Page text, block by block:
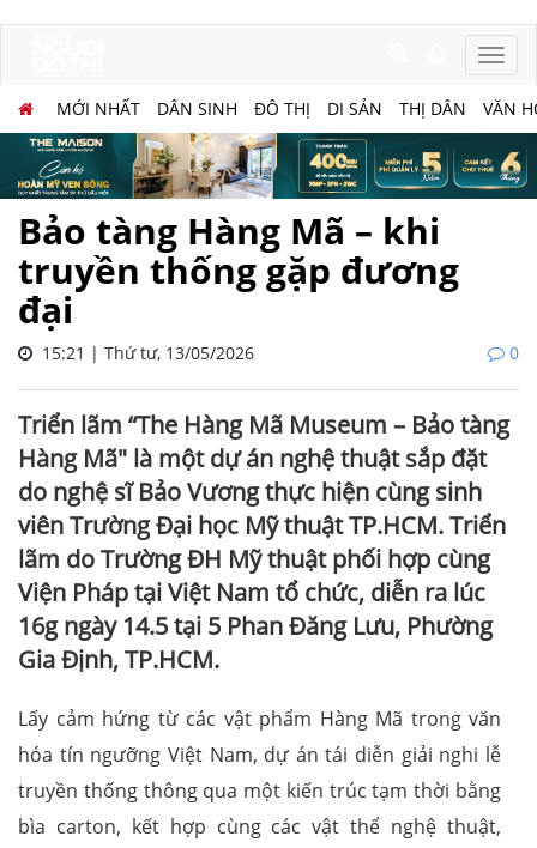
MỚI NHẤT DÂN SINH ĐÔ THỊ DI SẢN THỊ DÂN VĂN
Bảo tàng Hàng Mã – khi
truyền thống gặp đương
đại
15:21 | Thứ tư, 13/05/2026 0
Triển lãm “The Hàng Mã Museum – Bảo tàng
Hàng Mã" là một dự án nghệ thuật sắp đặt
do nghệ sĩ Bảo Vương thực hiện cùng sinh
viên Trường Đại học Mỹ thuật TP.HCM. Triển
lãm do Trường ĐH Mỹ thuật phối hợp cùng
Viện Pháp tại Việt Nam tổ chức, diễn ra lúc
16g ngày 14.5 tại 5 Phan Đăng Lưu, Phường
Gia Định, TP.HCM.
Lấy cảm hứng từ các vật phẩm Hàng Mã trong văn
hóa tín ngưỡng Việt Nam, dự án tái diễn giải nghi lễ
truyền thống thông qua một kiến trúc tạm thời bằng
bìa carton, kết hợp cùng các vật thể nghệ thuật,